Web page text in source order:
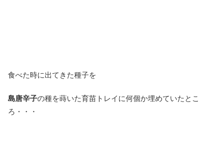
食べた時に出てきた種子を
島唐辛子の種を蒔いた育苗トレイに何個か埋めていたとこ
ろ・・・